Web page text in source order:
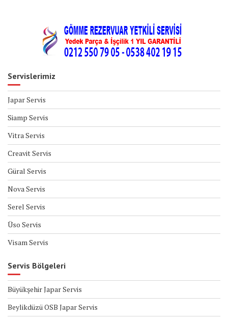
Servislerimiz
Japar Servis
Siamp Servis
Vitra Servis
Creavit Servis
Güral Servis
Nova Servis
Serel Servis
Üso Servis
Visam Servis
Servis Bölgeleri
Büyükşehir Japar Servis
Beylikdüzü OSB Japar Servis